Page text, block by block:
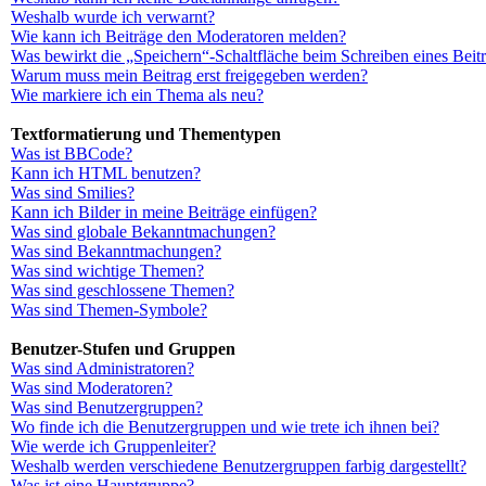
Weshalb wurde ich verwarnt?
Wie kann ich Beiträge den Moderatoren melden?
Was bewirkt die „Speichern“-Schaltfläche beim Schreiben eines
Warum muss mein Beitrag erst freigegeben werden?
Wie markiere ich ein Thema als neu?
Textformatierung und Thementypen
Was ist BBCode?
Kann ich HTML benutzen?
Was sind Smilies?
Kann ich Bilder in meine Beiträge einfügen?
Was sind globale Bekanntmachungen?
Was sind Bekanntmachungen?
Was sind wichtige Themen?
Was sind geschlossene Themen?
Was sind Themen-Symbole?
Benutzer-Stufen und Gruppen
Was sind Administratoren?
Was sind Moderatoren?
Was sind Benutzergruppen?
Wo finde ich die Benutzergruppen und wie trete ich ihnen bei?
Wie werde ich Gruppenleiter?
Weshalb werden verschiedene Benutzergruppen farbig dargestellt?